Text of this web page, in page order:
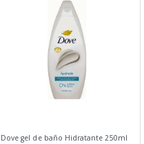
Dove gel de baño Hidratante 250ml